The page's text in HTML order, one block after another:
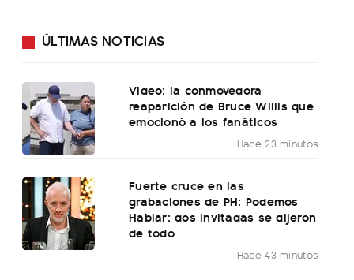
ÚLTIMAS NOTICIAS
Video: la conmovedora
reaparición de Bruce Willis que
emocionó a los fanáticos
Hace 23 minutos
Fuerte cruce en las
grabaciones de PH: Podemos
Hablar: dos invitadas se dijeron
de todo
Hace 43 minutos